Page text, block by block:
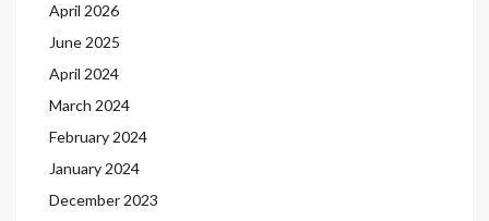
April 2026
June 2025
April 2024
March 2024
February 2024
January 2024
December 2023